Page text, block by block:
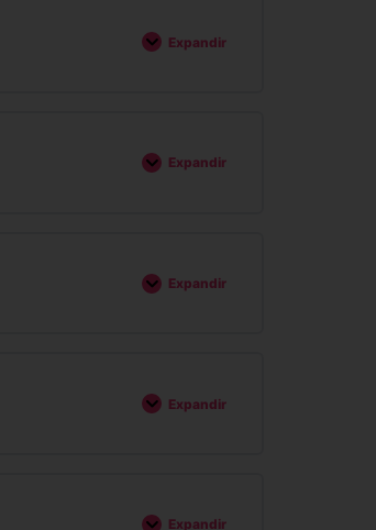
Expandir
Expandir
Expandir
Expandir
Expandir